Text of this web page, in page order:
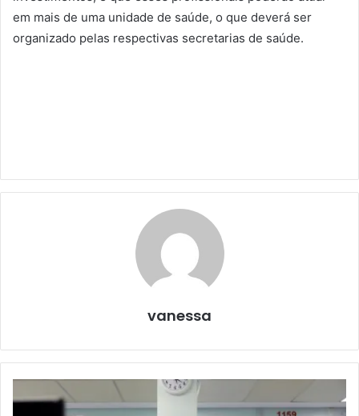
em mais de uma unidade de saúde, o que deverá ser
organizado pelas respectivas secretarias de saúde.
vanessa